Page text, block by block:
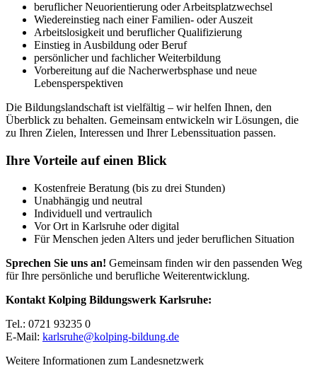
beruflicher Neuorientierung oder Arbeitsplatzwechsel
Wiedereinstieg nach einer Familien- oder Auszeit
Arbeitslosigkeit und beruflicher Qualifizierung
Einstieg in Ausbildung oder Beruf
persönlicher und fachlicher Weiterbildung
Vorbereitung auf die Nacherwerbsphase und neue
Lebensperspektiven
Die Bildungslandschaft ist vielfältig – wir helfen Ihnen, den
Überblick zu behalten. Gemeinsam entwickeln wir Lösungen, die
zu Ihren Zielen, Interessen und Ihrer Lebenssituation passen.
Ihre Vorteile auf einen Blick
Kostenfreie Beratung (bis zu drei Stunden)
Unabhängig und neutral
Individuell und vertraulich
Vor Ort in Karlsruhe oder digital
Für Menschen jeden Alters und jeder beruflichen Situation
Sprechen Sie uns an! Gemeinsam finden wir den passenden Weg
für Ihre persönliche und berufliche Weiterentwicklung.
Kontakt Kolping Bildungswerk Karlsruhe:
Tel.: 0721 93235 0
E-Mail: karlsruhe@kolping-bildung.de
Weitere Informationen zum Landesnetzwerk